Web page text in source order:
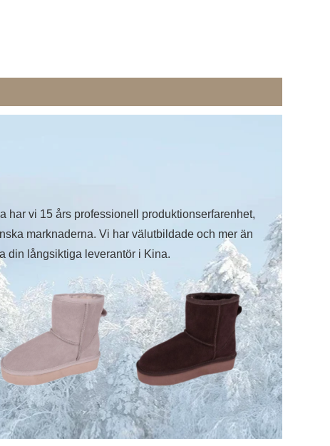
har vi 15 års professionell produktionserfarenhet,
marknaderna. Vi har välutbildade och mer än
din långsiktiga leverantör i Kina.